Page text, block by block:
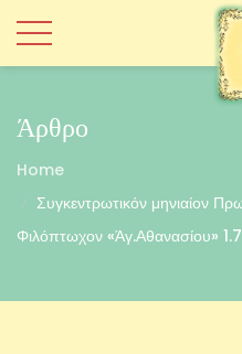
Άρθρο
Home
Συγκεντρωτικόν μηνιαίον
Φιλόπτωχον «Άγ.Αθανασίου»